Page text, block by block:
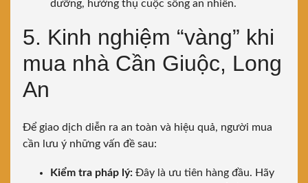
dưỡng, hưởng thụ cuộc sống an nhiên.
5. Kinh nghiệm “vàng” khi
mua nhà Cần Giuộc, Long
An
Để giao dịch diễn ra an toàn và hiệu quả, người mua
cần lưu ý những vấn đề sau:
Kiểm tra pháp lý: Đây là ưu tiên hàng đầu. Hãy